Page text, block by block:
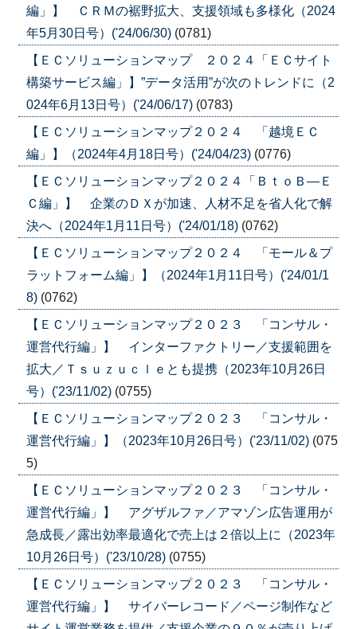
編」】 ＣＲＭの裾野拡大、支援領域も多様化（2024
年5月30日号）('24/06/30) (0781)
【ＥＣソリューションマップ ２０２４「ＥＣサイト
構築サービス編」】”データ活用”が次のトレンドに（2
024年6月13日号）('24/06/17) (0783)
【ＥＣソリューションマップ２０２４ 「越境ＥＣ
編」】（2024年4月18日号）('24/04/23) (0776)
【ＥＣソリューションマップ２０２４「ＢｔｏＢ―Ｅ
Ｃ編」】 企業のＤＸが加速、人材不足を省人化で解
決へ（2024年1月11日号）('24/01/18) (0762)
【ＥＣソリューションマップ２０２４ 「モール＆プ
ラットフォーム編」】（2024年1月11日号）('24/01/1
8) (0762)
【ＥＣソリューションマップ２０２３ 「コンサル・
運営代行編」】 インターファクトリー／支援範囲を
拡大／Ｔｓｕｚｕｃｌｅとも提携（2023年10月26日
号）('23/11/02) (0755)
【ＥＣソリューションマップ２０２３ 「コンサル・
運営代行編」】（2023年10月26日号）('23/11/02) (075
5)
【ＥＣソリューションマップ２０２３ 「コンサル・
運営代行編」】 アグザルファ／アマゾン広告運用が
急成長／露出効率最適化で売上は２倍以上に（2023年
10月26日号）('23/10/28) (0755)
【ＥＣソリューションマップ２０２３ 「コンサル・
運営代行編」】 サイバーレコード／ページ制作など